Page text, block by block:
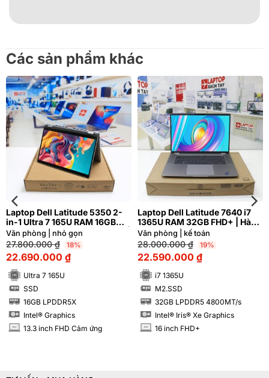
Các sản phẩm khác
Laptop Dell Latitude 5350 2-
in-1 Ultra 7 165U RAM 16GB
FHD Cảm ứng lật xoay 360 độ |
Hàng xách tay 99%
Văn phòng | nhỏ gọn
27.800.000₫ 18%
22.690.000 ₫
Ultra 7 165U
SSD SSD
16GB LPDDR5X
Intel® Graphics
INCH 13.3 inch FHD Cảm ứng
Laptop Dell Latitude 7640 i7
1365U RAM 32GB FHD+ | Hàng
xách tay 99%
Văn phòng | kế toán
28.000.000₫ 19%
22.590.000 ₫
i7 1365U
SSD M2.SSD
32GB LPDDR5 4800MT/s
Intel® Iris® Xe Graphics
INCH 16 inch FHD+